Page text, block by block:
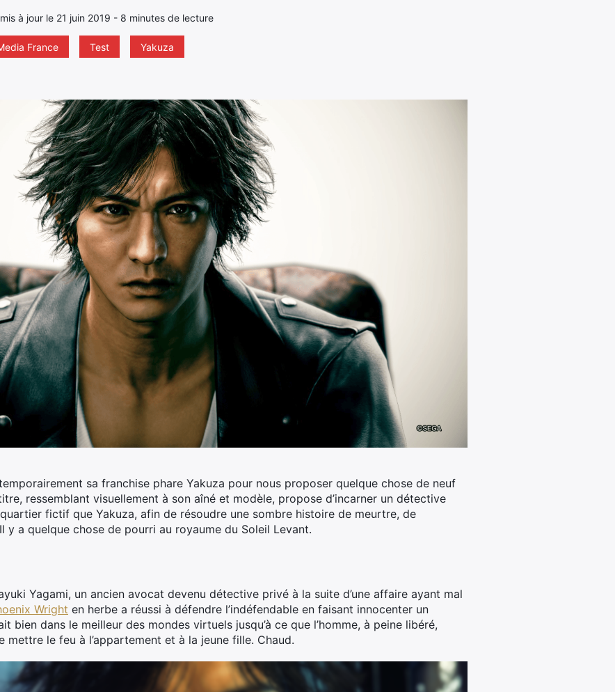
à jour le 21 juin 2019 - 8 minutes de lecture
France Test Yakuza
sa franchise phare Yakuza pour nous proposer quelque chose de neuf
ressemblant visuellement à son aîné et modèle, propose d’incarner un détective
fictif que Yakuza, afin de résoudre une sombre histoire de meurtre, de
a quelque chose de pourri au royaume du Soleil Levant.
Yagami, un ancien avocat devenu détective privé à la suite d’une affaire ayant mal
Wright en herbe a réussi à défendre l’indéfendable en faisant innocenter un
bien dans le meilleur des mondes virtuels jusqu’à ce que l’homme, à peine libéré,
mettre le feu à l’appartement et à la jeune fille. Chaud.